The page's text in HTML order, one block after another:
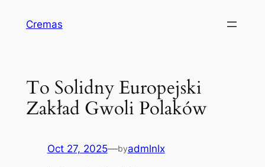
Cremas
To Solidny Europejski
Zakład Gwoli Polaków
Oct 27, 2025—byadmlnlx